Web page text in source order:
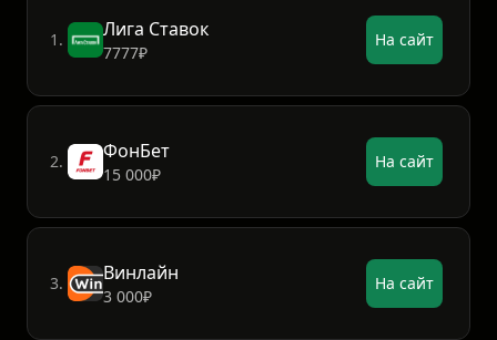
1. Лига Ставок
7777₽
На сайт
2. ФонБет
15 000₽
На сайт
3. Винлайн
3 000₽
На сайт